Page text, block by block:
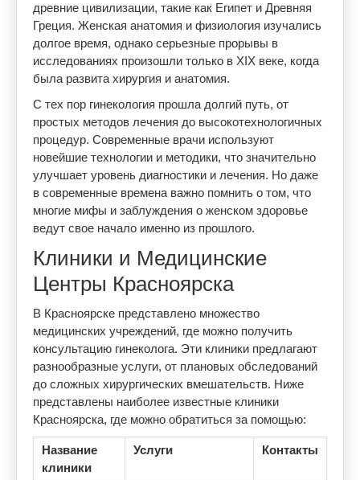
древние цивилизации, такие как Египет и Древняя
Греция. Женская анатомия и физиология изучались
долгое время, однако серьезные прорывы в
исследованиях произошли только в XIX веке, когда
была развита хирургия и анатомия.
С тех пор гинекология прошла долгий путь, от
простых методов лечения до высокотехнологичных
процедур. Современные врачи используют
новейшие технологии и методики, что значительно
улучшает уровень диагностики и лечения. Но даже
в современные времена важно помнить о том, что
многие мифы и заблуждения о женском здоровье
ведут свое начало именно из прошлого.
Клиники и Медицинские
Центры Красноярска
В Красноярске представлено множество
медицинских учреждений, где можно получить
консультацию гинеколога. Эти клиники предлагают
разнообразные услуги, от плановых обследований
до сложных хирургических вмешательств. Ниже
представлены наиболее известные клиники
Красноярска, где можно обратиться за помощью:
Название
клиники
Услуги Контакты